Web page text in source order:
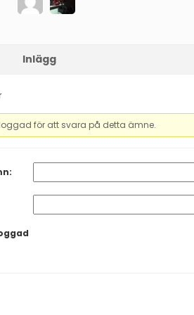
Inlägg
för att svara på detta ämne.